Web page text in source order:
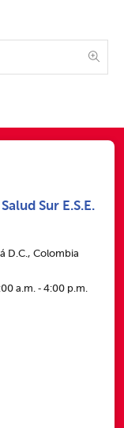
Sur E.S.E.
D.C., Colombia
a.m. ‑ 4:00 p.m.